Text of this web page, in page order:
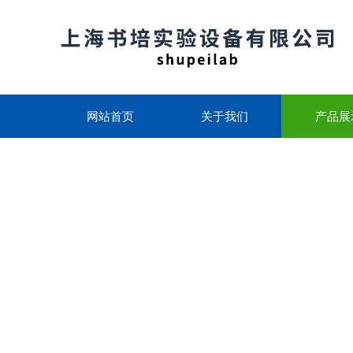
网站首页 关于我们 产品